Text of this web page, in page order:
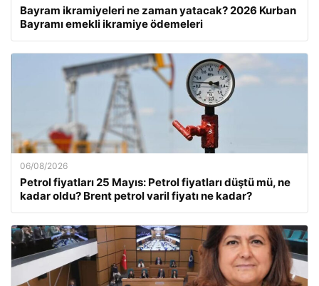
Bayram ikramiyeleri ne zaman yatacak? 2026 Kurban
Bayramı emekli ikramiye ödemeleri
06/08/2026
Petrol fiyatları 25 Mayıs: Petrol fiyatları düştü mü, ne
kadar oldu? Brent petrol varil fiyatı ne kadar?